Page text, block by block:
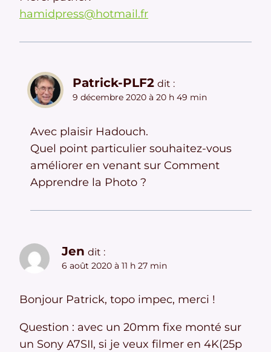
hamidpress@hotmail.fr
Patrick-PLF2 dit :
9 décembre 2020 à 20 h 49 min
Avec plaisir Hadouch.
Quel point particulier souhaitez-vous
améliorer en venant sur Comment
Apprendre la Photo ?
Jen dit :
6 août 2020 à 11 h 27 min
Bonjour Patrick, topo impec, merci !
Question : avec un 20mm fixe monté sur
un Sony A7SII, si je veux filmer en 4K(25p